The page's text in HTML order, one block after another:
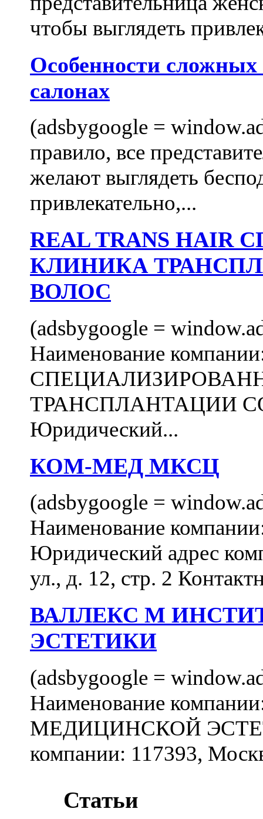
чтобы выглядеть
Особенности
салонах
(adsbygoogle =
правило, все
желают выглядеть
привлекательно,...
REAL TRANS
КЛИНИКА
ВОЛОС
(adsbygoogle =
Наименование
ТРАНСПЛАНТАЦИИ
Юридический...
КОМ-МЕД МКСЦ
(adsbygoogle =
Наименование
Юридический адрес
ул., д. 12, стр. 2
ВАЛЛЕКС М
ЭСТЕТИКИ
(adsbygoogle =
Наименование
МЕДИЦИНСКОЙ
компании: 117393,
Статьи